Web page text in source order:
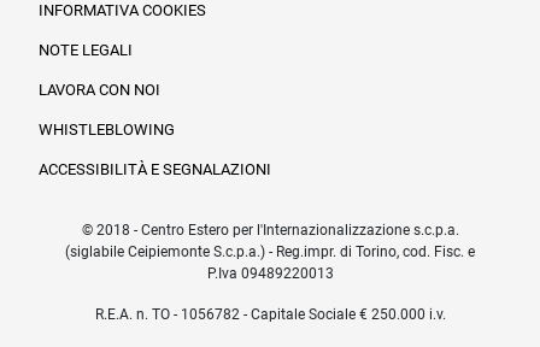
INFORMATIVA COOKIES
NOTE LEGALI
LAVORA CON NOI
WHISTLEBLOWING
ACCESSIBILITÀ E SEGNALAZIONI
© 2018 - Centro Estero per l'Internazionalizzazione s.c.p.a.
(siglabile Ceipiemonte S.c.p.a.) - Reg.impr. di Torino, cod. Fisc. e
P.Iva 09489220013
R.E.A. n. TO - 1056782 - Capitale Sociale € 250.000 i.v.